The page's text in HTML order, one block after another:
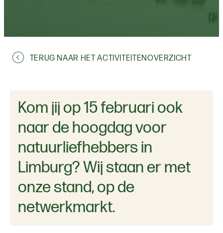
TERUG NAAR HET ACTIVITEITENOVERZICHT
Kom jij op 15 februari ook
naar de hoogdag voor
natuurliefhebbers in
Limburg? Wij staan er met
onze stand, op de
netwerkmarkt.